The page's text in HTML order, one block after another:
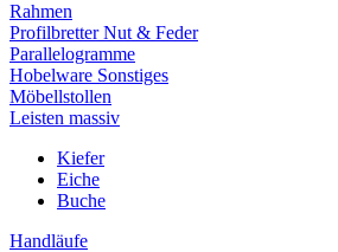
Rahmen
Profilbretter Nut & Feder
Parallelogramme
Hobelware Sonstiges
Möbellstollen
Leisten massiv
Kiefer
Eiche
Buche
Handläufe